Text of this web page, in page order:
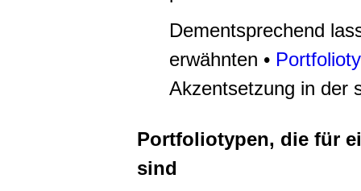
Dementsprechend
erwähnten •
Akzentsetzung in der
Portfoliotypen, die für
sind